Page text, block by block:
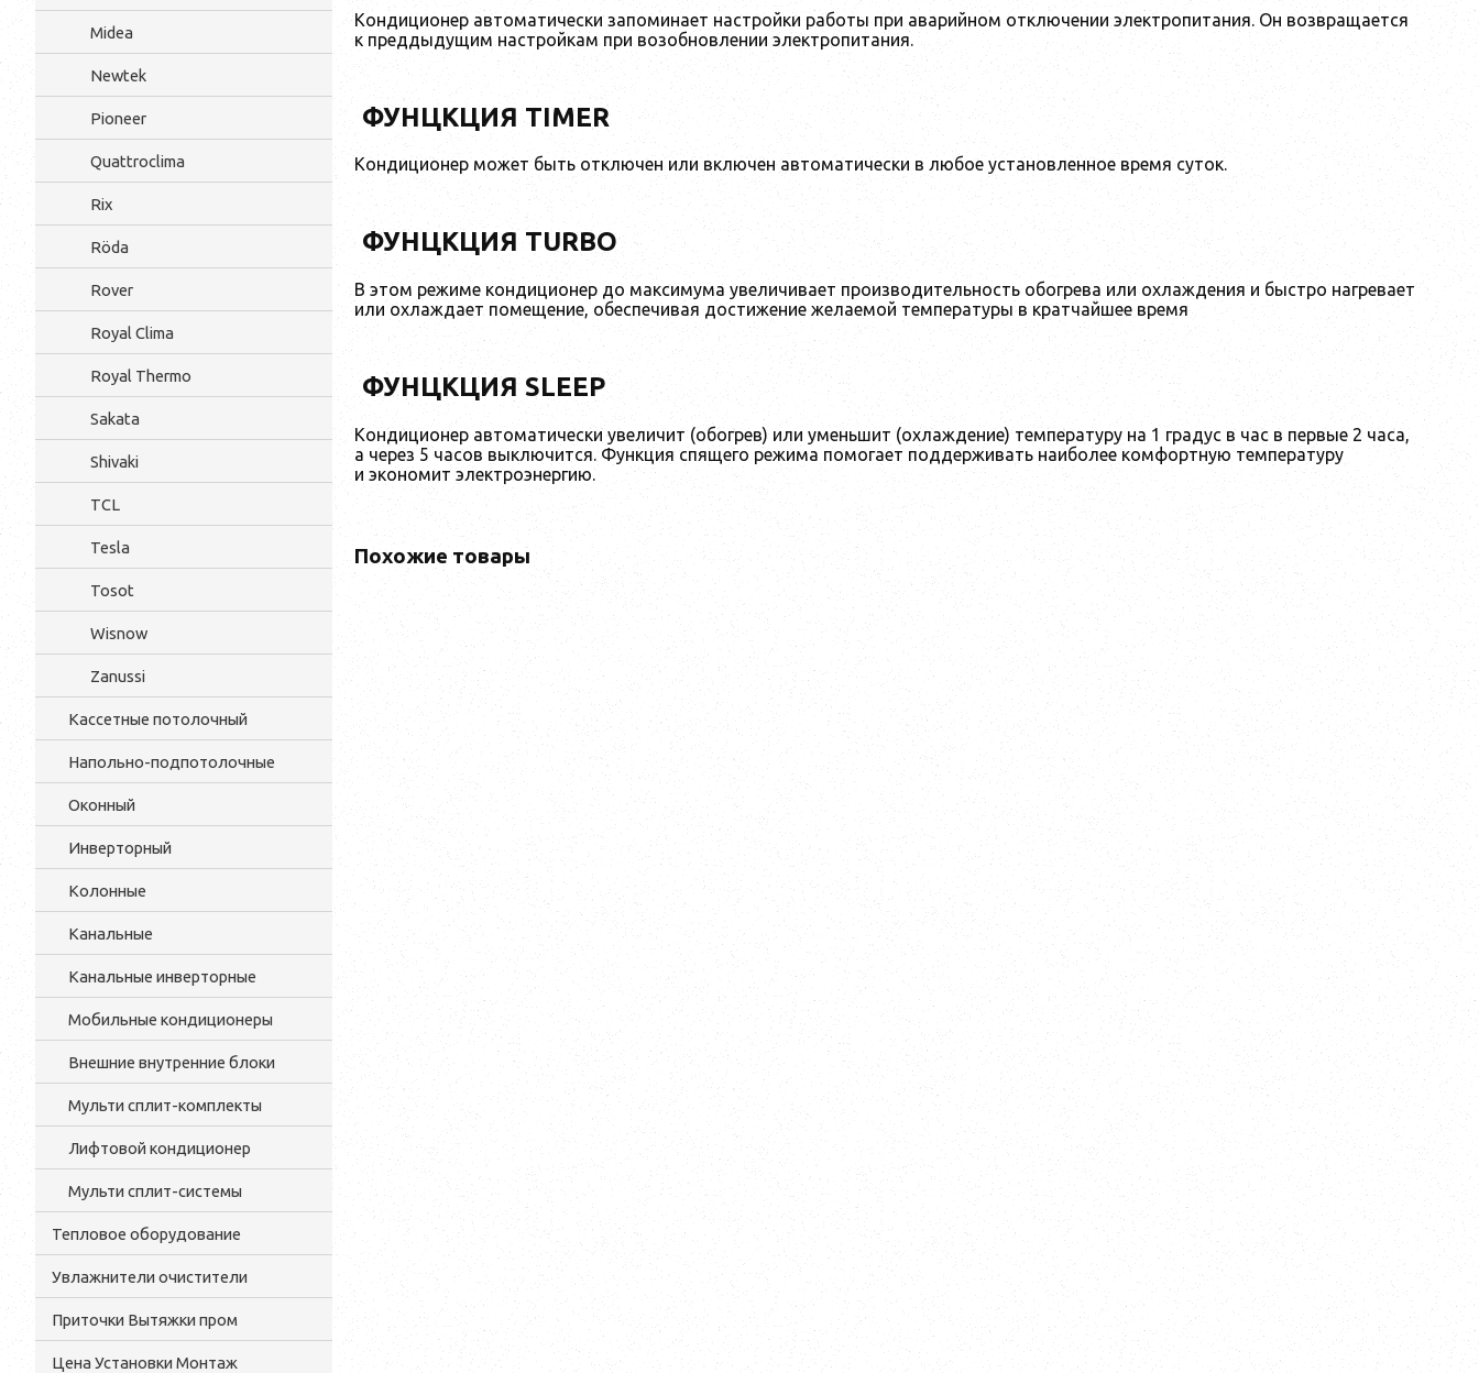
Midea
Newtek
Pioneer
Quattroclima
Rix
Röda
Rover
Royal Clima
Royal Thermo
Sakata
Shivaki
TCL
Tesla
Tosot
Wisnow
Zanussi
Кассетные потолочный
Напольно-подпотолочные
Оконный
Инверторный
Колонные
Канальные
Канальные инверторные
Мобильные кондиционеры
Внешние внутренние блоки
Мульти cплит-комплекты
Лифтовой кондиционер
Мульти сплит-системы
Тепловое оборудование
Увлажнители очистители
Приточки Вытяжки пром
Цена Установки Монтаж
Кондиционер автоматически запоминает настройки работы при аварийном отключении электропитания. Он возвращается
к преддыдущим настройкам при возобновлении электропитания.
ФУНЦКЦИЯ ТIMER
Кондиционер может быть отключен или включен автоматически в любое установленное время суток.
ФУНЦКЦИЯ TURBO
В этом режиме кондиционер до максимума увеличивает производительность обогрева или охлаждения и быстро нагревает
или охлаждает помещение, обеспечивая достижение желаемой температуры в кратчайшее время
ФУНЦКЦИЯ SLEEP
Кондиционер автоматически увеличит (обогрев) или уменьшит (охлаждение) температуру на 1 градус в час в первые 2 часа,
а через 5 часов выключится. Функция спящего режима помогает поддерживать наиболее комфортную температуру
и экономит электроэнергию.
Похожие товары